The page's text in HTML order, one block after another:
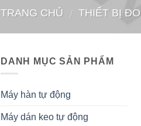
TRANG CHỦ / THIẾT BỊ ĐO
DANH MỤC SẢN PHẨM
Máy hàn tự động
Máy dán keo tự động